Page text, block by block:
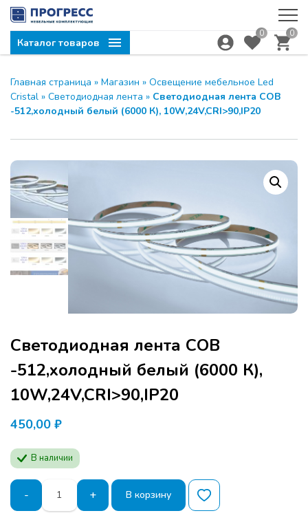
Каталог товаров
0 0
Главная страница » Магазин » Освещение мебельное Led
Cristal » Светодиодная лента » Светодиодная лента СОВ
-512,холодный белый (6000 К), 10W,24V,CRI>90,IP20
Светодиодная лента СОВ
-512,холодный белый (6000 К),
10W,24V,CRI>90,IP20
450,00 ₽
В наличии
-
Количество
товара
Светодиодная
+ В корзину